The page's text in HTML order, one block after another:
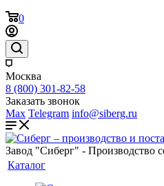
0
Москва
8 (800) 301-82-58
Заказать звонок
Max Telegram info@siberg.ru
Завод "Сиберг" - Производство
Каталог